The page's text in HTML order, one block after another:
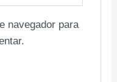
navegador para